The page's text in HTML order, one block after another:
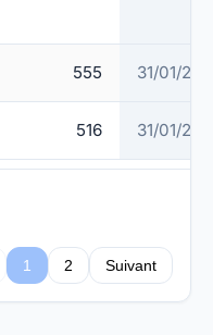
555 31/01/
516 31/01/
1 2 Suivant